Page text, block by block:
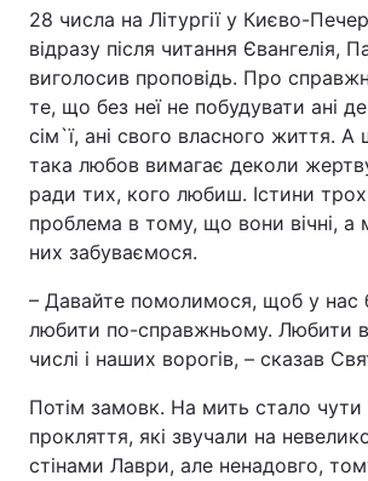
28 числа на Літургії у Києво-
відразу після читання Євангелія,
виголосив проповідь. Про
те, що без неї не побудувати ані
сім`ї, ані свого власного життя.
така любов вимагає деколи
ради тих, кого любиш. Істини
проблема в тому, що вони вічні, а
них забуваємося.
– Давайте помолимося, щоб у нас
любити по-справжньому. Любити
числі і наших ворогів, – сказав
Потім замовк. На мить стало чути
прокляття, які звучали на
стінами Лаври, але ненадовго,